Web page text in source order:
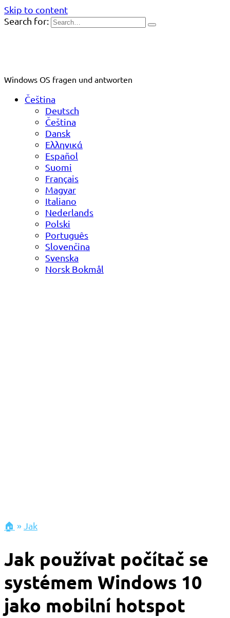
Skip to content
Search for:
Windows OS fragen und antworten
Čeština
Deutsch
Čeština
Dansk
Ελληνικά
Español
Suomi
Français
Magyar
Italiano
Nederlands
Polski
Português
Slovenčina
Svenska
Norsk Bokmål
🏠 » Jak
Jak používat počítač se
systémem Windows 10
jako mobilní hotspot